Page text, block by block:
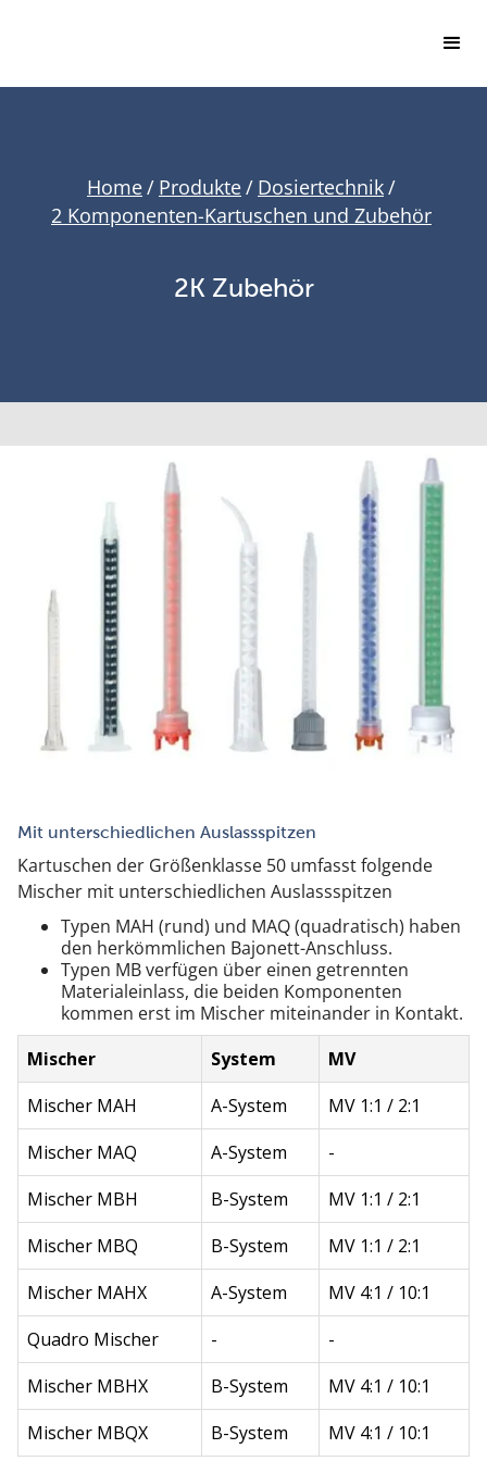
Home/ Produkte/ Dosiertechnik/
2 Komponenten-Kartuschen und Zubehör
2K Zubehör
Mit unterschiedlichen Auslassspitzen
Kartuschen der Größenklasse 50 umfasst folgende
Mischer mit unterschiedlichen Auslassspitzen
Typen MAH (rund) und MAQ (quadratisch) haben
den herkömmlichen Bajonett-Anschluss.
Typen MB verfügen über einen getrennten
Materialeinlass, die beiden Komponenten
kommen erst im Mischer miteinander in Kontakt.
Mischer
System
MV
Mischer MAH
A-System
MV 1:1 / 2:1
Mischer MAQ
A-System
-
Mischer MBH
B-System
MV 1:1 / 2:1
Mischer MBQ
B-System
MV 1:1 / 2:1
Mischer MAHX
A-System
MV 4:1 / 10:1
Quadro Mischer
-
-
Mischer MBHX
B-System
MV 4:1 / 10:1
Mischer MBQX
B-System MV 4:1 / 10:1